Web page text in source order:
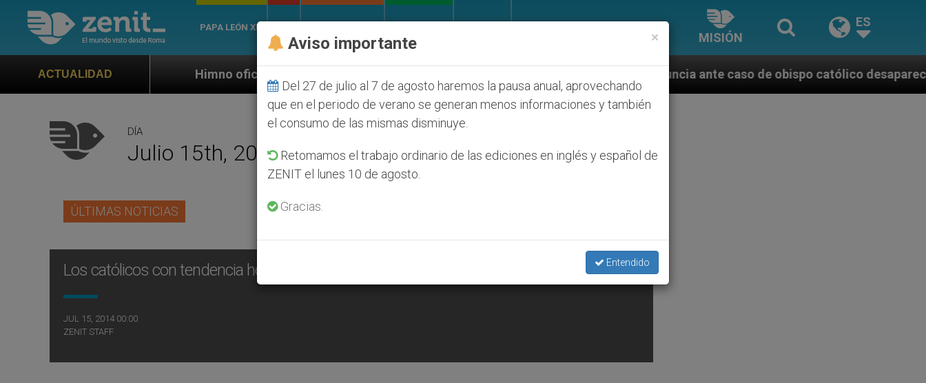
PAPA LEÓN XIV
MISIÓN
ES
ACTUALIDADHimno oficial de la Jornada Mundial de la Juventud Seúl 2027 ONU se pronuncia ante caso de obispo católico desaparecido por la
DÍA
Julio 15th, 2014
ÚLTIMAS NOTICIAS
Los católicos con tendencia homosexual hablan de castidad
JUL 15, 2014 00:00
ZENIT STAFF
×
Aviso importante
Del 27 de julio al 7 de agosto haremos la pausa anual, aprovechando
que en el periodo de verano se generan menos informaciones y también
el consumo de las mismas disminuye.
Retomamos el trabajo ordinario de las ediciones en inglés y español de
ZENIT el lunes 10 de agosto.
Gracias.
Entendido